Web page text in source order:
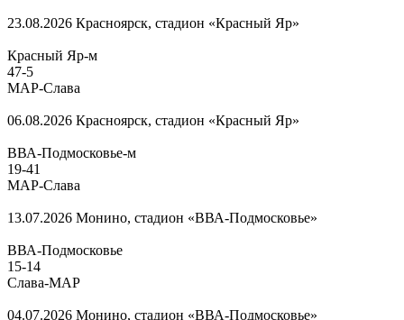
23.08.2026 Красноярск, стадион «Красный Яр»
Красный Яр-м
47-5
МАР-Слава
06.08.2026 Красноярск, стадион «Красный Яр»
ВВА-Подмосковье-м
19-41
МАР-Слава
13.07.2026 Монино, стадион «ВВА-Подмосковье»
ВВА-Подмосковье
15-14
Слава-МАР
04.07.2026 Монино, стадион «ВВА-Подмосковье»